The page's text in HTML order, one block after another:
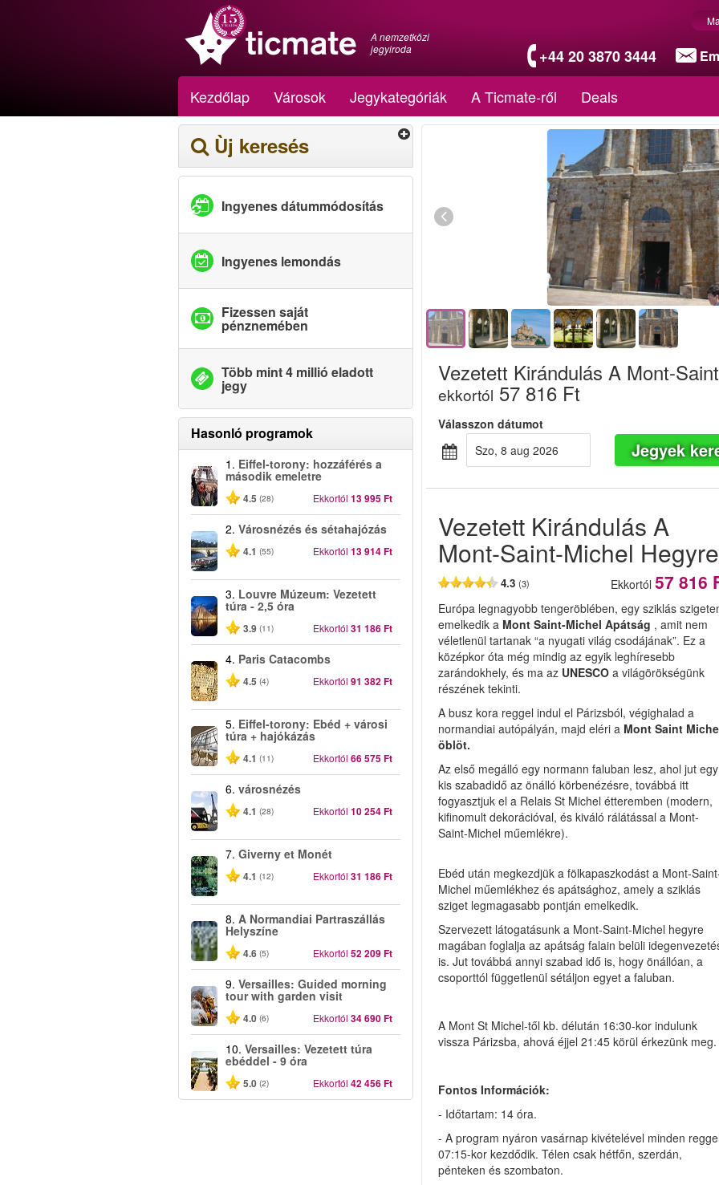
A nemzetközi
jegyiroda
+44 20 3870 3444
Kezdőlap Városok Jegykategóriák A Ticmate-ről Deals
Ùj keresés
Ingyenes dátummódosítás
Ingyenes lemondás
Fizessen saját
pénznemében
Több mint 4 millió eladott
jegy
Hasonló programok
1. Eiffel-torony: hozzáférés a
második emeletre
4.5 (28) Ekkortól 13 995 Ft
2. Városnézés és sétahajózás
4.1 (55) Ekkortól 13 914 Ft
3. Louvre Múzeum: Vezetett
túra - 2,5 óra
3.9 (11) Ekkortól 31 186 Ft
4. Paris Catacombs
4.5 (4) Ekkortól 91 382 Ft
5. Eiffel-torony: Ebéd + városi
túra + hajókázás
4.1 (11) Ekkortól 66 575 Ft
6. városnézés
4.1 (28) Ekkortól 10 254 Ft
7. Giverny et Monét
4.1 (12) Ekkortól 31 186 Ft
8. A Normandiai Partraszállás
Helyszíne
4.6 (5) Ekkortól 52 209 Ft
9. Versailles: Guided morning
tour with garden visit
4.0 (6) Ekkortól 34 690 Ft
10. Versailles: Vezetett túra
ebéddel - 9 óra
5.0 (2) Ekkortól 42 456 Ft
Vezetett Kirándulás A Mont-
ekkortól 57 816 Ft
Válasszon dátumot
szo, 8 aug 2026
Jegyek
Vezetett Kirándulás A
Mont-Saint-Michel Hegyre
4.3(3) Ekkortól 57 816
Európa legnagyobb tengeröblében, egy sziklás
emelkedik a Mont Saint-Michel Apátság , amit nem
véletlenül tartanak “a nyugati világ csodájának”. Ez a
középkor óta még mindig az egyik leghíresebb
zarándokhely, és ma az UNESCOa világörökségünk
részének tekinti.
A busz kora reggel indul el Párizsból, végighalad a
normandiai autópályán, majd eléri a Mont Saint
öblöt.
Az első megálló egy normann faluban lesz, ahol jut egy
kis szabadidő az önálló körbenézésre, továbbá itt
fogyasztjuk el a Relais St Michel étteremben (modern,
kifinomult dekorációval, és kiváló rálátással a Mont-
Saint-Michel műemlékre).
Ebéd után megkezdjük a fölkapaszkodást a Mont-
Michel műemlékhez és apátsághoz, amely a sziklás
sziget legmagasabb pontján emelkedik.
Szervezett látogatásunk a Mont-Saint-Michel hegyre
magában foglalja az apátság falain belüli
is. Jut továbbá annyi szabad idő is, hogy önállóan, a
csoporttól függetlenül sétáljon egyet a faluban.
A Mont St Michel-től kb. délután 16:30-kor indulunk
vissza Párizsba, ahová éjjel 21:45 körül érkezünk meg.
Fontos Információk:
- Időtartam: 14 óra.
- A program nyáron vasárnap kivételével minden
07:15-kor kezdődik. Télen csak hétfőn, szerdán,
pénteken és szombaton.